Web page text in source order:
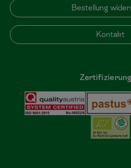
Bestellung
Kontakt